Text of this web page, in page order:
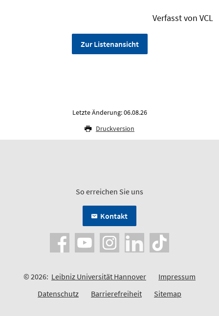
Verfasst von VCL
Zur Listenansicht
Letzte Änderung: 06.08.26
Druckversion
So erreichen Sie uns
Kontakt
© 2026: Leibniz Universität Hannover
Impressum
Datenschutz
Barrierefreiheit Sitemap